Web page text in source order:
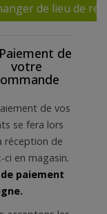
de lieu de
de
votre
de vos
se fera lors
réception de
ci en magasin.
de paiement